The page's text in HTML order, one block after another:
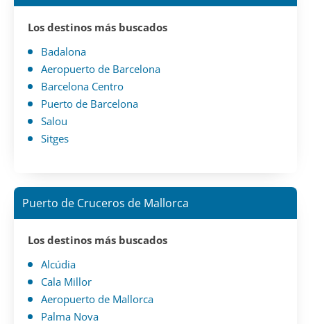
Los destinos más buscados
Badalona
Aeropuerto de Barcelona
Barcelona Centro
Puerto de Barcelona
Salou
Sitges
Puerto de Cruceros de Mallorca
Los destinos más buscados
Alcúdia
Cala Millor
Aeropuerto de Mallorca
Palma Nova